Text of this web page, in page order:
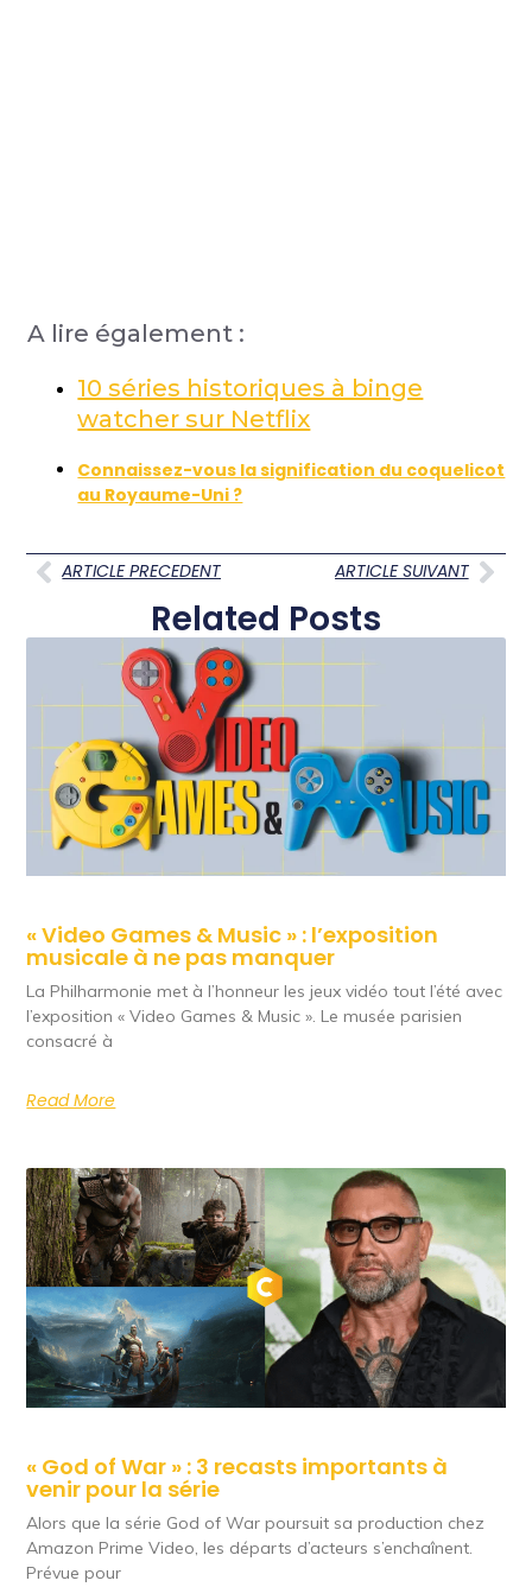
A lire également :
10 séries historiques à binge
watcher sur Netflix
Connaissez-vous la signification du coquelicot
au Royaume-Uni ?
ARTICLE PRECEDENT ARTICLE SUIVANT
Related Posts
« Video Games & Music » : l’exposition
musicale à ne pas manquer
La Philharmonie met à l’honneur les jeux vidéo tout l’été avec
l’exposition « Video Games & Music ». Le musée parisien
consacré à
Read More
« God of War » : 3 recasts importants à
venir pour la série
Alors que la série God of War poursuit sa production chez
Amazon Prime Video, les départs d’acteurs s’enchaînent.
Prévue pour